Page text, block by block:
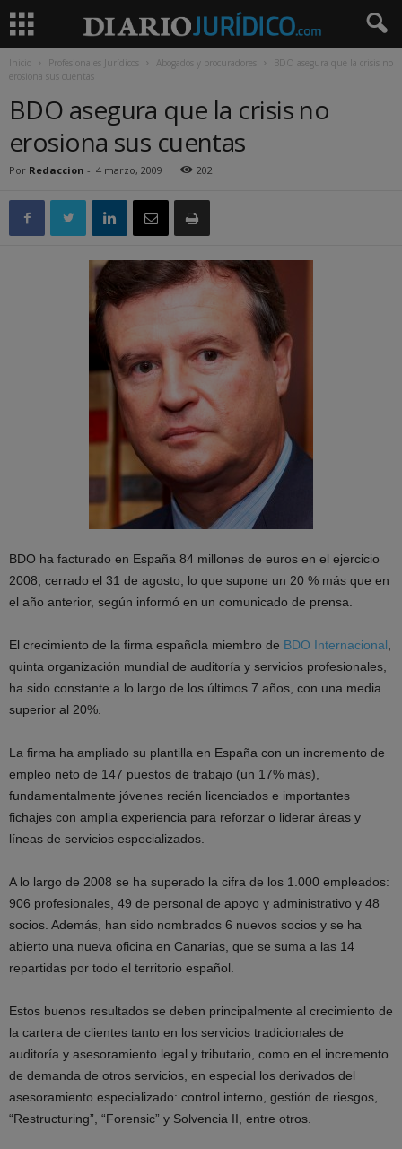
Inicio Profesionales Jurídicos Abogados y procuradores
BDO asegura que la crisis no
erosiona sus cuentas
BDO asegura que la crisis no
erosiona sus cuentas
Por Redaccion - 4 marzo, 2009 202
BDO ha facturado en España 84 millones de euros en el ejercicio
2008, cerrado el 31 de agosto, lo que supone un 20 % más que en
el año anterior, según informó en un comunicado de prensa.
El crecimiento de la firma española miembro de BDO Internacional
quinta organización mundial de auditoría y servicios profesionales,
ha sido constante a lo largo de los últimos 7 años, con una media
superior al 20%.
La firma ha ampliado su plantilla en España con un incremento de
empleo neto de 147 puestos de trabajo (un 17% más),
fundamentalmente jóvenes recién licenciados e importantes
fichajes con amplia experiencia para reforzar o liderar áreas y
líneas de servicios especializados.
A lo largo de 2008 se ha superado la cifra de los 1.000 empleados:
906 profesionales, 49 de personal de apoyo y administrativo y 48
socios. Además, han sido nombrados 6 nuevos socios y se ha
abierto una nueva oficina en Canarias, que se suma a las 14
repartidas por todo el territorio español.
Estos buenos resultados se deben principalmente al crecimiento de
la cartera de clientes tanto en los servicios tradicionales de
auditoría y asesoramiento legal y tributario, como en el incremento
de demanda de otros servicios, en especial los derivados del
asesoramiento especializado: control interno, gestión de riesgos,
“Restructuring”, “Forensic” y Solvencia II, entre otros.